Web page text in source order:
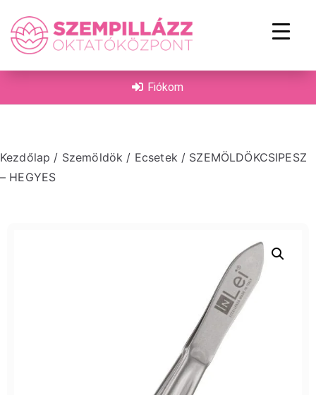
Fiókom
Kezdőlap / Szemöldök / Ecsetek / SZEMÖLDÖKCSIPESZ
– HEGYES